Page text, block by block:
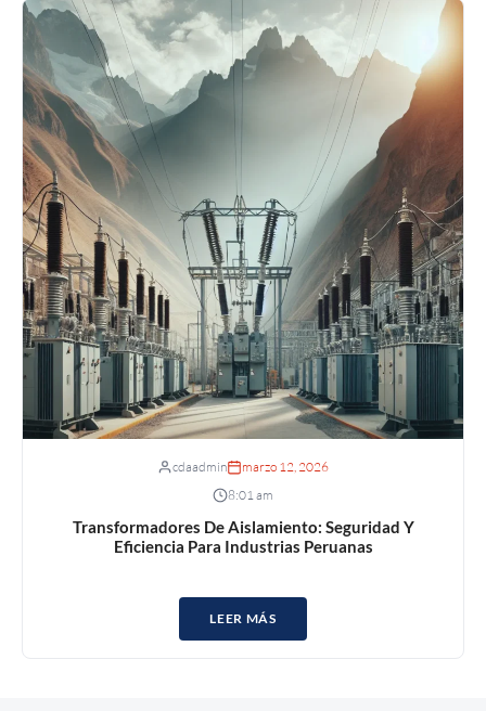
cdaadmin
marzo 12, 2026
8:01 am
Transformadores De Aislamiento: Seguridad Y
Eficiencia Para Industrias Peruanas
LEER MÁS